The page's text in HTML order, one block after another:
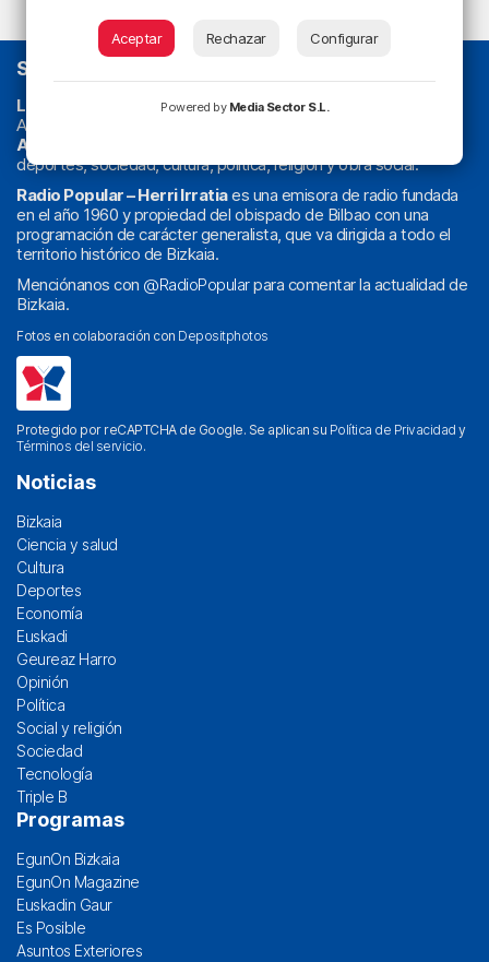
SOBRE NOSOTROS
La radio sin cadenas. Desde 1960 haciendo radio en Bilbao.
Actualidad y
Athletic
deportes, sociedad, cultura, política, religión y obra social.
Radio Popular – Herri Irratiaes una emisora de radio fundada
en el año 1960 y propiedad del obispado de Bilbao con una
programación de carácter generalista, que va dirigida a todo el
territorio histórico de Bizkaia.
Menciónanos con @RadioPopularpara comentar la actualidad de
Bizkaia.
Fotos en colaboración con Depositphotos
Protegido por reCAPTCHA de Google. Se aplican su Política de Privacidad y
Términos del servicio.
Noticias
Bizkaia
Ciencia y salud
Cultura
Deportes
Economía
Euskadi
Geureaz Harro
Opinión
Política
Social y religión
Sociedad
Tecnología
Triple B
Programas
EgunOn Bizkaia
EgunOn Magazine
Euskadin Gaur
Es Posible
Asuntos Exteriores
Aceptar Rechazar Configurar
Powered by Media Sector S.L.